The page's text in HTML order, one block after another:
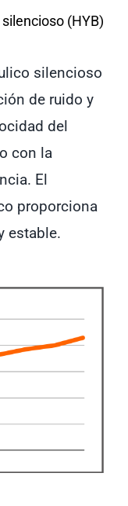
(HYB)
silencioso
de ruido y
del
con la
El
proporciona
estable.